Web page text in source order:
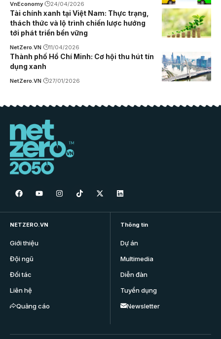
VnEconomy 24/04/2026
Tài chính xanh tại Việt Nam: Thực trạng,
thách thức và lộ trình chiến lược hướng
tới phát triển bền vững
NetZero.VN 11/04/2026
Thành phố Hồ Chí Minh: Cơ hội thu hút tín
dụng xanh
NetZero.VN 27/01/2026
NETZERO.VN
Giới thiệu
Đội ngũ
Đối tác
Liên hệ
Quảng cáo
Thông tin
Dự án
Multimedia
Diễn đàn
Tuyển dụng
Newsletter